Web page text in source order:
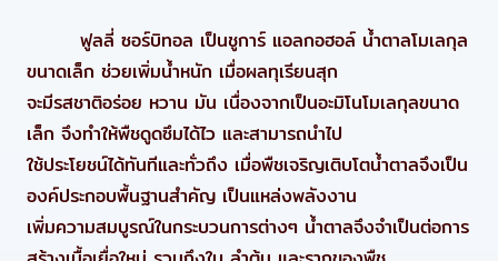
ฟูลลี่ ซอร์บิทอล เป็นชูการ์ แอลกอฮอล์ น้ำตาลโมเลกุล
ขนาดเล็ก ช่วยเพิ่มน้ำหนัก เมื่อผลทุเรียนสุก
จะมีรสชาติอร่อย หวาน มัน เนื่องจากเป็นอะมิโนโมเลกุลขนาด
เล็ก จึงทำให้พืชดูดซึมได้ไว และสามารถนำไป
ใช้ประโยชน์ได้ทันทีและทั่วถึง เมื่อพืชเจริญเติบโตน้ำตาลจึงเป็น
องค์ประกอบพื้นฐานสำคัญ เป็นแหล่งพลังงาน
เพิ่มความสมบูรณ์ในกระบวนการต่างๆ น้ำตาลจึงจำเป็นต่อการ